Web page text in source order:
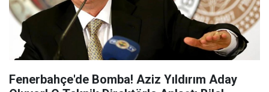
Fenerbahçe'de Bomba! Aziz Yıldırım Aday